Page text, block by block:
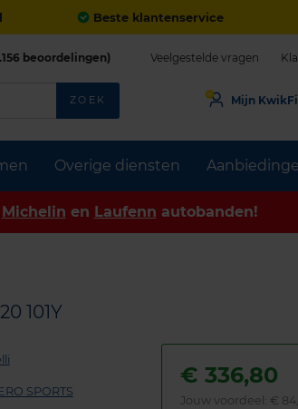
Beste klantenservice
Overige diensten
beoordelingen) Veelgestelde vragen
ZOEK Mijn
Michelin en Laufenn autobanden!
101Y
SPORTS
€336,80
Jouw voordeel: €